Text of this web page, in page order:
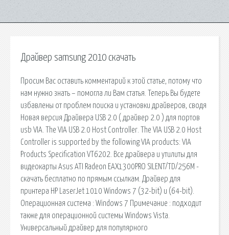
Драйвер samsung 2010 скачать
Просим Вас оставить комментарий к этой статье, потому что
нам нужно знать – помогла ли Вам статья. Теперь Вы будете
избавлены от проблем поиска и установки драйверов, сводя
Новая версия Драйвера USB 2.0 ( драйвер 2.0 ) для портов
usb VIA. The VIA USB 2.0 Host Controller. The VIA USB 2.0 Host
Controller is supported by the following VIA products: VIA
Products Specification VT6202. Все драйвера и утилиты для
видеокарты Asus ATI Radeon EAX1300PRO SILENT/TD/256M -
скачать бесплатно по прямым ссылкам. Драйвер для
принтера HP LaserJet 1010 Windows 7 (32-bit) и (64-bit).
Операционная система : Windows 7 Примечание : подходит
также для операционной системы Windows Vista.
Универсальный драйвер для популярного